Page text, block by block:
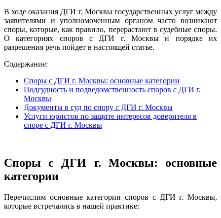
В ходе оказания ДГИ г. Москвы государственных услуг между
заявителями и уполномоченным органом часто возникают
споры, которые, как правило, перерастают в судебные споры.
О категориях споров с ДГИ г. Москвы и порядке их
разрешения речь пойдет в настоящей статье.
Содержание:
Споры с ДГИ г. Москвы: основные категории
Подсудность и подведомственность споров с ДГИ г.
Москвы
Документы в суд по спору с ДГИ г. Москвы
Услуги юристов по защите интересов доверителя в
споре с ДГИ г. Москвы
Споры с ДГИ г. Москвы: основные
категории
Перечислим основные категории споров с ДГИ г. Москвы,
которые встречались в нашей практике: